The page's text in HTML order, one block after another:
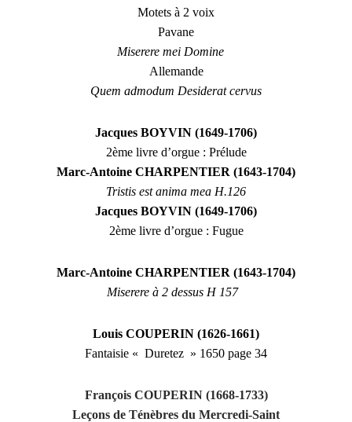
Motets à 2 voix
Pavane
Miserere mei Domine
Allemande
Quem admodum Desiderat cervus
Jacques BOYVIN (1649-1706)
2ème livre d’orgue : Prélude
Marc-Antoine CHARPENTIER (1643-1704)
Tristis est anima mea H.126
Jacques BOYVIN (1649-1706)
2ème livre d’orgue : Fugue
Marc-Antoine CHARPENTIER (1643-1704)
Miserere à 2 dessus H 157
Louis COUPERIN (1626-1661)
Fantaisie « Duretez » 1650 page 34
François COUPERIN (1668-1733)
Leçons de Ténèbres du Mercredi-Saint